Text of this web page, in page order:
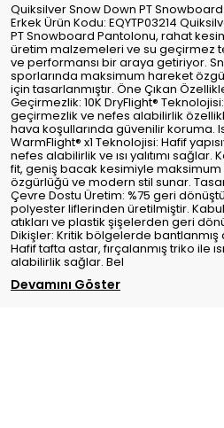
Quiksilver Snow Down PT
Erkek Ürün Kodu: EQYTP03214
PT Snowboard Pantolonu, rahat
üretim malzemeleri ve su geçirmez
ve performansı bir araya getiriyor.
sporlarında maksimum hareket
için tasarlanmıştır. Öne Çıkan
Geçirmezlik: 10K DryFlight®
geçirmezlik ve nefes alabilirlik
hava koşullarında güvenilir koruma. Isı
WarmFlight® x1 Teknolojisi: Hafif
nefes alabilirlik ve ısı yalıtımı sağlar.
fit, geniş bacak kesimiyle
özgürlüğü ve modern stil sunar.
Çevre Dostu Üretim: %75 geri
polyester liflerinden üretilmiştir.
atıkları ve plastik şişelerden geri
Dikişler: Kritik bölgelerde bantlanmış
Hafif tafta astar, fırçalanmış triko ile
alabilirlik sağlar. Bel
Devamını Göster